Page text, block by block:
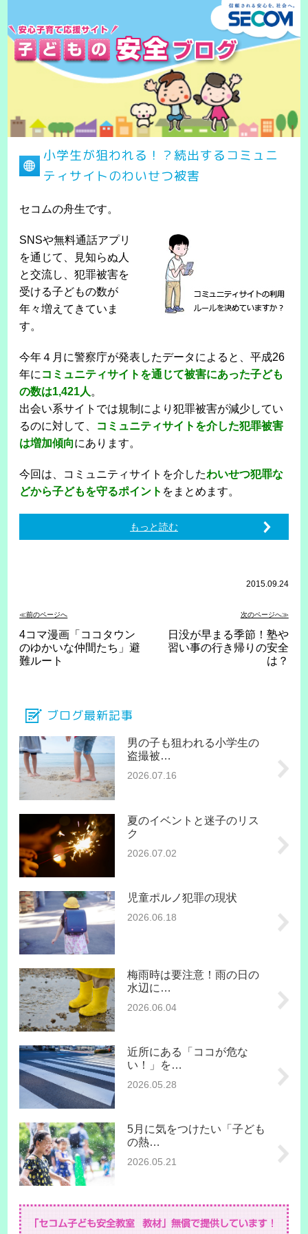
小学生が狙われる！？続出するコミュニ
ティサイトのわいせつ被害
セコムの舟生です。
SNSや無料通話アプリ
を通じて、見知らぬ人
と交流し、犯罪被害を
受ける子どもの数が
年々増えてきていま
す。
今年４月に警察庁が発表したデータによると、平成26
年にコミュニティサイトを通じて被害にあった子ども
の数は1,421人。
出会い系サイトでは規制により犯罪被害が減少してい
るのに対して、
コミュニティサイトを介した犯罪被害
は増加傾向にあります。
今回は、コミュニティサイトを介したわいせつ犯罪な
どから子どもを守るポイント をまとめます。
もっと読む
2015.09.24
≪前のページへ 次のページへ≫
4コマ漫画「ココタウン
のゆかいな仲間たち」避
難ルート
日没が早まる季節！塾や
習い事の行き帰りの安全
は？
ブログ最新記事
男の子も狙われる小学生の
盗撮被…
2026.07.16
夏のイベントと迷子のリス
ク
2026.07.02
児童ポルノ犯罪の現状
2026.06.18
梅雨時は要注意！雨の日の
水辺に…
2026.06.04
近所にある「ココが危な
い！」を…
2026.05.28
5月に気をつけたい「子ども
の熱…
2026.05.21